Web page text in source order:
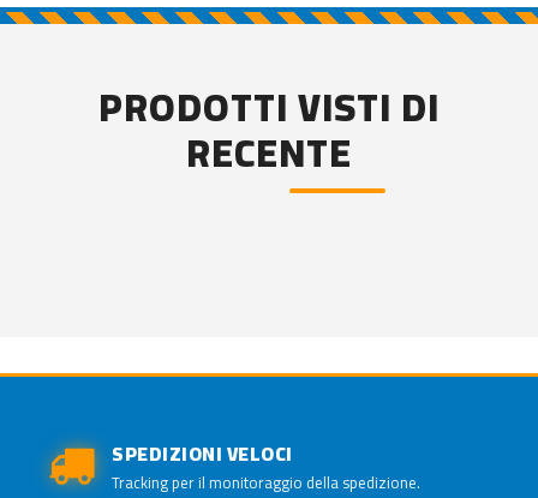
PRODOTTI VISTI DI
RECENTE
SPEDIZIONI VELOCI
Tracking per il monitoraggio della spedizione.